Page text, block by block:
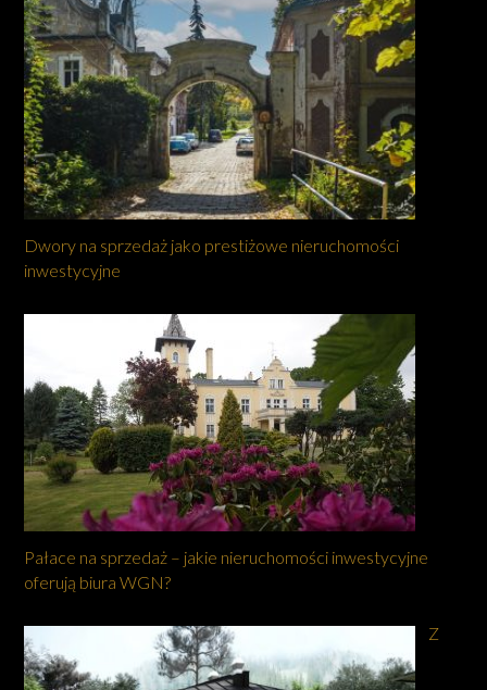
Dwory na sprzedaż jako prestiżowe nieruchomości
inwestycyjne
Pałace na sprzedaż – jakie nieruchomości inwestycyjne
oferują biura WGN?
Z